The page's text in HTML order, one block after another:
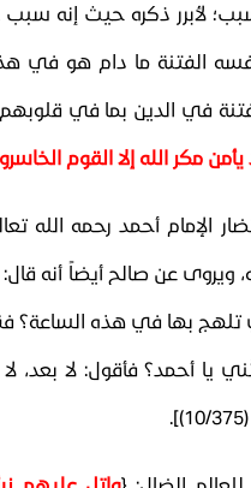
لأبرر ذكره حيث إنه سبب
الفتنة ما دام هو في
في الدين بما في
يأمن مكر الله إلا القوم
أحمد رحمه الله
ويروى عن صالح أيضاً أنه
تلهج بها في هذه الساعة؟
أحمد؟ فأقول: لا بعد،
.